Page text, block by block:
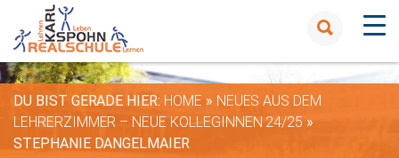
DU BIST GERADE HIER: HOME » NEUES AUS DEM
LEHRERZIMMER – NEUE KOLLEGINNEN 24/25 »
STEPHANIE DANGELMAIER